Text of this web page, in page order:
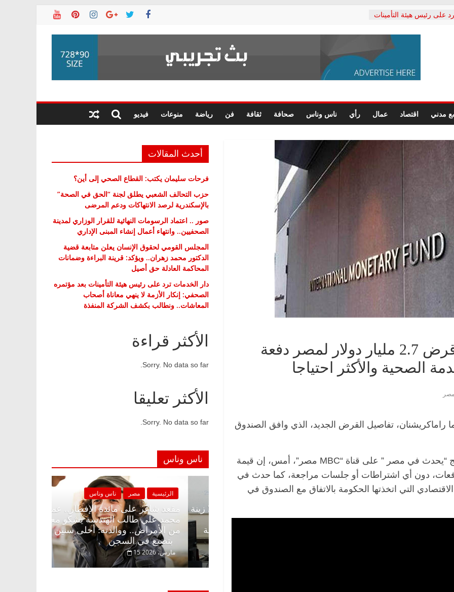
على رئيس هيئة التأمينات
المعاشات.. ونطالب بكشف
يكتب: القطاع الصحي إلى
الشعبي يطلق لجنة “الحق
النهائية للقرار
الصحفيين.. وانتهاء أعمال
محمد زهران.. ويؤكد:
المحاكمة العادلة
مدني اقتصاد عمال رأي ناس وناس صحافة ثقافة فن رياضة منوعات فيديو
فيديو| صندوق النقد: صرف قرض 2.7 مليار دولار لمصر دفعة
الصحية والأكثر احتياجا
مصر
تفاصيل القرض الجديد، الذي وافق الصندوق
وقالت راماكريشنان، في مداخلة هاتفية ببرنامج “يحدث في مصر ” على قناة “MBC مصر”، أمس، إن قيمة
دون أي اشتراطات أو جلسات مراجعة، كما حدث في
التي اتخذتها الحكومة بالاتفاق مع الصندوق في
أحدث المقالات
فرحات سليمان يكتب: القطاع الصحي إلى أين؟
حزب التحالف الشعبي يطلق لجنة “الحق في الصحة”
بالإسكندرية لرصد الانتهاكات ودعم المرضى
صور .. اعتماد الرسومات النهائية للقرار الوزاري لمدينة
الصحفيين.. وانتهاء أعمال إنشاء المبنى الإداري
المجلس القومي لحقوق الإنسان يعلن متابعة قضية
الدكتور محمد زهران.. ويؤكد: قرينة البراءة وضمانات
المحاكمة العادلة حق أصيل
دار الخدمات ترد على رئيس هيئة التأمينات بعد مؤتمره
الصحفي: إنكار الأزمة لا ينهي معاناة أصحاب
المعاشات.. ونطالب بكشف الشركة المنفذة
الأكثر قراءة
Sorry. No data so far.
الأكثر تعليقا
Sorry. No data so far.
ناس وناس
مقعد شاغر
محمد علي
من الأمراض..
بتضيع في السجن
مصر ناس وناس
مقعد شاغر على الإفطار وبلكونة بلا زينة
رمضان.. د. عبدالخالق فاروق خبير
اقتصادي في انتظار حلم الحرية ولمة
الحبايب
22 فبراير، 2026
الرئيسية مصر ناس وناس
حسين عبدالهادي فارس مقاومة
فرحات فقيه